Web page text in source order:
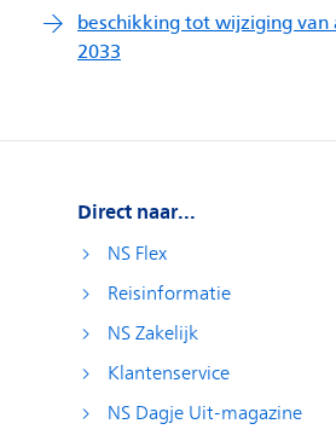
Direct naar...
NS Flex
Reisinformatie
NS Zakelijk
Klantenservice
NS Dagje Uit-magazine